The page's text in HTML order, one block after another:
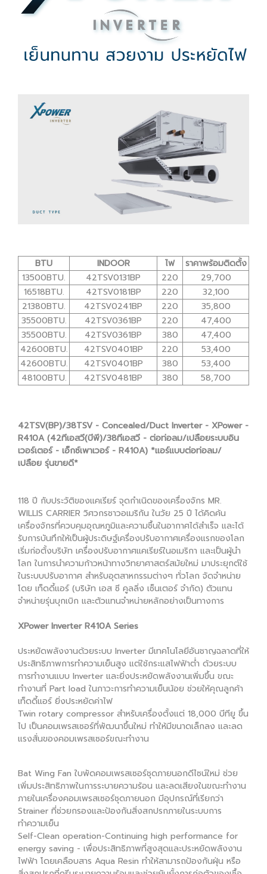
BTU INDOOR ไฟ
ราคาพร้อมติดตั้ง
13500BTU.
42TSV0131BP 220
29,700
16518BTU.
42TSV0181BP 220
32,100
21380BTU.
42TSV0241BP 220
35,800
35500BTU.
42TSV0361BP 220
47,400
35500BTU.
42TSV0361BP 380
47,400
42600BTU.
42TSV0401BP 220
53,400
42600BTU.
42TSV0401BP 380
53,400
48100BTU.
42TSV0481BP 380 58,700
42TSV(BP)/38TSV - Concealed/Duct Inverter - XPower -
R410A (42ทีเอสวี(บีพี)/38ทีเอสวี - ต่อท่อลม/เปลือยระบบอิน
เวอร์เตอร์ - เอ็กซ์เพาเวอร์ - R410A) *แอร์แบบต่อท่อลม/
เปลือย รุ่นขายดี*
118 ปี กับประวัติของแคเรียร์ จุดกำเนิดของเครื่องจักร MR.
WILLIS CARRIER วิศวกรชาวอเมริกัน ในวัย 25 ปี ได้คิดค้น
เครื่องจักรที่ควบคุมอุณหภูมิและความชื้นในอากาศได้สำเร็จ และได้
รับการบันทึกให้เป็นผู้ประดิษฐ์เครื่องปรับอากาศเครื่องแรกของโลก
เริ่มก่อตั้งบริษัท เครื่องปรับอากาศแคเรียร์ในอเมริกา และเป็นผู้นำ
โลก ในการนำความก้าวหน้าทางวิทยาศาสตร์สมัยใหม่ มาประยุกต์ใช้
ในระบบปรับอากาศ สำหรับอุตสาหกรรมต่างๆ ทั่วโลก จัดจำหน่าย
โดย เท็ดดี้แอร์ (บริษัท เอส ซี คูลลิ่ง เซ็นเตอร์ จำกัด) ตัวแทน
จำหน่ายรุ่นบุกเบิก และตัวแทนจำหน่ายหลักอย่างเป็นทางการ
XPower Inverter R410A Series
ประหยัดพลังงานด้วยระบบ Inverter มีเทคโนโลยีอันชาญฉลาดที่ให้
ประสิทธิภาพการทำความเย็นสูง แต่ใช้กระแสไฟฟ้าต่ำ ด้วยระบบ
การทำงานแบบ Inverter และยิ่งประหยัดพลังงานเพิ่มขึ้น ขณะ
ทำงานที่ Part load ในภาวะการทำความเย็นน้อย ช่วยให้คุณลูกค้า
เท็ดดี้แอร์ ยิ่งประหยัดค่าไฟ
Twin rotary compressor สำหรับเครื่องตั้งแต่ 18,000 บีทียู ขึ้น
ไป เป็นคอมเพรสเซอร์ที่พัฒนาขึ้นใหม่ ทำให้มีขนาดเล็กลง และลด
แรงสั่นของคอมเพรสเซอร์ขณะทำงาน
Bat Wing Fan ใบพัดคอมเพรสเซอร์ชุดภายนอกดีไซน์ใหม่ ช่วย
เพิ่มประสิทธิภาพในการระบายความร้อน และลดเสียงในขณะทำงาน
ภายในเครื่องคอมเพรสเซอร์ชุดภายนอก มีอุปกรณ์ที่เรียกว่า
Strainer ที่ช่วยกรองและป้องกันสิ่งสกปรกภายในระบบการ
ทำความเย็น
Self-Clean operation-Continuing high performance for
energy saving - เพื่อประสิทธิภาพที่สูงสุดและประหยัดพลังงาน
ไฟฟ้า โดยเคลือบสาร Aqua Resin ทำให้สามารถป้องกันฝุ่น หรือ